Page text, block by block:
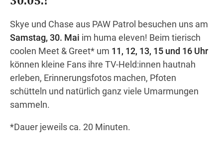
Wegbeschreibung
Skye und Chase aus PAW Patrol besuchen uns am
Samstag, 30. Mai im huma eleven! Beim tierisch
coolen Meet & Greet* um 11, 12, 13, 15 und 16 Uhr
können kleine Fans ihre TV-Held:innen hautnah
erleben, Erinnerungsfotos machen, Pfoten
schütteln und natürlich ganz viele Umarmungen
sammeln.
*Dauer jeweils ca. 20 Minuten.